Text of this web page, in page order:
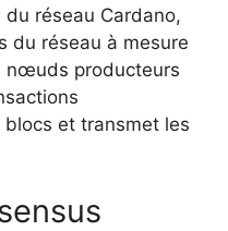
réseau Cardano,
du réseau à mesure
nœuds producteurs
et transmet les